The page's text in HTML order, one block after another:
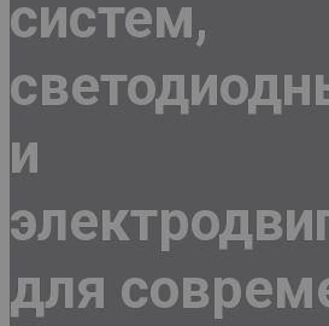
систем,
и
для